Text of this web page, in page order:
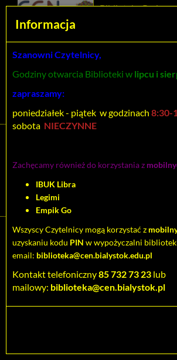
główne
główna
Prolib
główna
Biblioteka
odwagi? : kultowy
poradnik dla
Cytuj
Dodaj na Twoją półkę
Szczegóły MARC 21
Co robić, gdy brakuje ci odwagi? :
Informacja
Szanowni Czytelnicy,
Godziny otwarcia Biblioteki w lipcu i
zapraszamy:
poniedziałek - piątek w godzinach 8:30-
sobota NIECZYNNE
Zachęcamy również do korzystania z
IBUK Libra
Legimi
Empik Go
Wszyscy Czytelnicy mogą korzystać z
uzyskaniu kodu PIN w wypożyczalni
email: biblioteka@cen.bialystok.edu.pl
Kontakt telefoniczny85 732 73 23 lub
mailowy: biblioteka@cen.bialystok.pl